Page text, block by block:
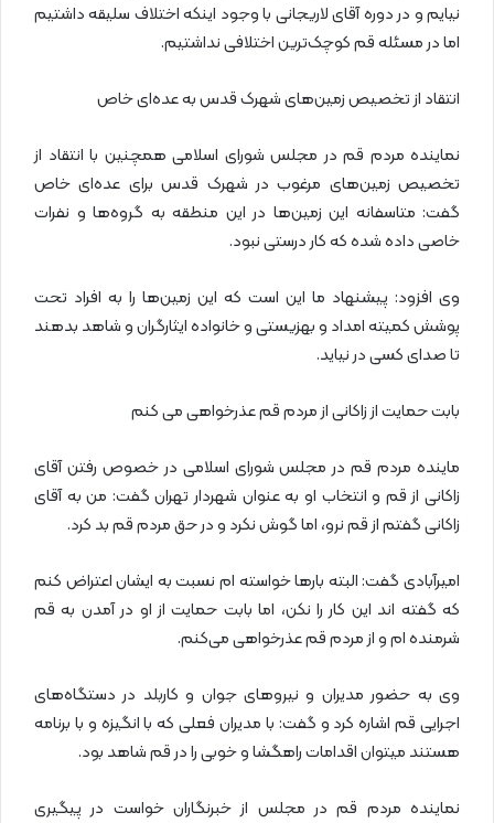
نیایم و در دوره آقای لاریجانی با وجود اینکه اختلاف سلیقه داشتیم
اما در مسئله قم کوچک‌ترین اختلافی نداشتیم.
انتقاد از تخصیص زمین‌های شهرک قدس به عده‌ای خاص
نماینده مردم قم در مجلس شورای اسلامی همچنین با انتقاد از
تخصیص زمین‌های مرغوب در شهرک قدس برای عده‌ای خاص
گفت: متاسفانه این زمین‌ها در این منطقه به گروه‌ها و نفرات
خاصی داده شده که کار درستی نبود.
وی افزود: پیشنهاد ما این است که این زمین‌ها را به افراد تحت
پوشش کمیته امداد و بهزیستی و خانواده ایثارگران و شاهد بدهند
تا صدای کسی در نیاید.
بابت حمایت از زاکانی از مردم قم عذرخواهی می کنم
ماینده مردم قم در مجلس شورای اسلامی در خصوص رفتن آقای
زاکانی از قم و انتخاب او به عنوان شهردار تهران گفت: من به آقای
زاکانی گفتم از قم نرو، اما گوش نکرد و در حق مردم قم بد کرد.
امیرآبادی گفت: البته بار‌ها خواسته ام نسبت به ایشان اعتراض کنم
که گفته اند این کار را نکن، اما بابت حمایت از او در آمدن به قم
شرمنده ام و از مردم قم عذرخواهی می‌کنم.
وی به حضور مدیران و نیرو‌های جوان و کاربلد در دستگاه‌های
اجرایی قم اشاره کرد و گفت: با مدیران فعلی که با انگیزه و با برنامه
هستند میتوان اقدامات راهگشا و خوبی را در قم شاهد بود.
نماینده مردم قم در مجلس از خبرنگاران خواست در پیگیری